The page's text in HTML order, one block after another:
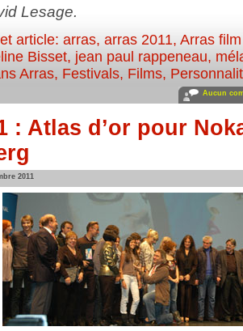
Lesage.
article: arras, arras 2011, Arras
Bisset, jean paul rappeneau,
Arras, Festivals, Films,
Aucun
: Atlas d’or pour
2011